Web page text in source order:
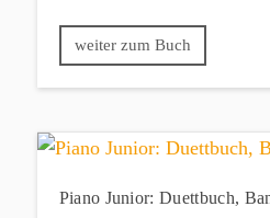
weiter zum Buch
Piano Junior: Duettbuch,